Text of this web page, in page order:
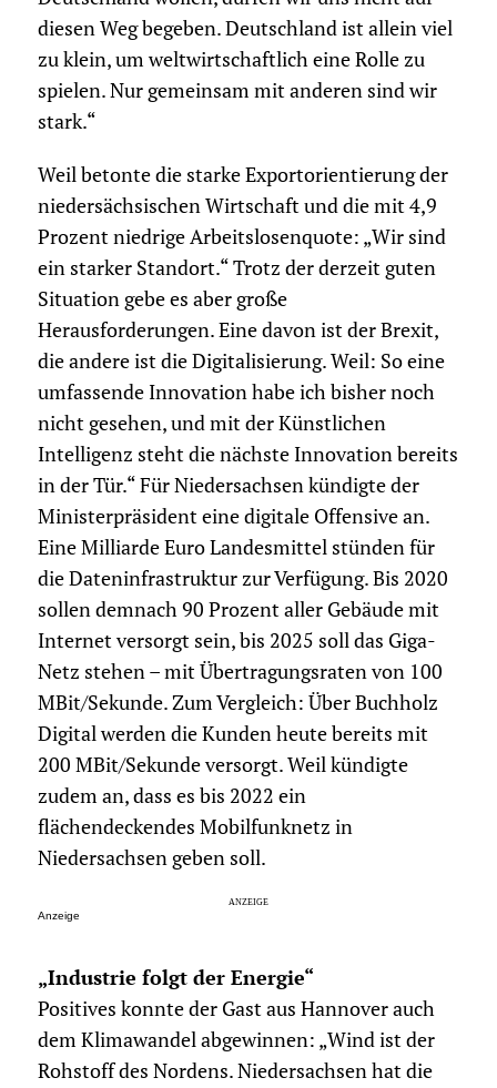
diesen Weg begeben. Deutschland ist allein viel
zu klein, um weltwirtschaftlich eine Rolle zu
spielen. Nur gemeinsam mit anderen sind wir
stark.“
Weil betonte die starke Exportorientierung der
niedersächsischen Wirtschaft und die mit 4,9
Prozent niedrige Arbeitslosenquote: „Wir sind
ein starker Standort.“ Trotz der derzeit guten
Situation gebe es aber große
Herausforderungen. Eine davon ist der Brexit,
die andere ist die Digitalisierung. Weil: So eine
umfassende Innovation habe ich bisher noch
nicht gesehen, und mit der Künstlichen
Intelligenz steht die nächste Innovation bereits
in der Tür.“ Für Niedersachsen kündigte der
Ministerpräsident eine digitale Offensive an.
Eine Milliarde Euro Landesmittel stünden für
die Dateninfrastruktur zur Verfügung. Bis 2020
sollen demnach 90 Prozent aller Gebäude mit
Internet versorgt sein, bis 2025 soll das Giga-
Netz stehen – mit Übertragungsraten von 100
MBit/Sekunde. Zum Vergleich: Über Buchholz
Digital werden die Kunden heute bereits mit
200 MBit/Sekunde versorgt. Weil kündigte
zudem an, dass es bis 2022 ein
flächendeckendes Mobilfunknetz in
Niedersachsen geben soll.
Anzeige
„Industrie folgt der Energie“
Positives konnte der Gast aus Hannover auch
dem Klimawandel abgewinnen: „Wind ist der
Rohstoff des Nordens. Niedersachsen hat die